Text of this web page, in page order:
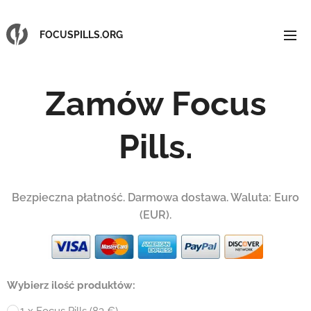
FOCUSPILLS.ORG
Zamów Focus
Pills.
Bezpieczna płatność. Darmowa dostawa. Waluta: Euro
(EUR).
Wybierz ilość produktów: